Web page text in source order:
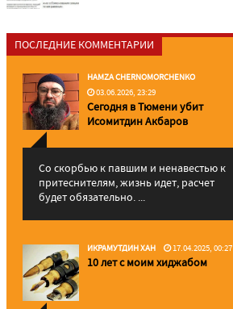
ПОСЛЕДНИЕ КОММЕНТАРИИ
HAMZA CHERNOMORCHENKO
03.06.2026, 23:29
Сегодня в Тюмени убит
Исомитдин Акбаров
Со скорбью к павшим и ненавестью к
притеснителям, жизнь идет, расчет
будет обязательно. ...
ИКРАМУТДИН ХАН 17.04.2025, 00:27
10 лет с моим хиджабом